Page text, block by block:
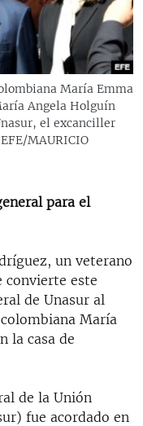
LATINA
María Emma
Angela Holguín
el excanciller
MAURICIO
para el
un veterano
convierte este
de Unasur al
María
la casa de
de la Unión
fue acordado en